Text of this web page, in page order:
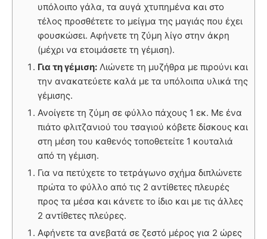
υπόλοιπο γάλα, τα αυγά χτυπημένα και στο
τέλος προσθέτετε το μείγμα της μαγιάς που έχει
φουσκώσει. Αφήνετε τη ζύμη λίγο στην άκρη
(μέχρι να ετοιμάσετε τη γέμιση).
Για τη γέμιση: Λιώνετε τη μυζήθρα με πιρούνι και
την ανακατεύετε καλά με τα υπόλοιπα υλικά της
γέμισης.
Ανοίγετε τη ζύμη σε φύλλο πάχους 1 εκ. Με ένα
πιάτο φλιτζανιού του τσαγιού κόβετε δίσκους και
στη μέση του καθενός τοποθετείτε 1 κουταλιά
από τη γέμιση.
Για να πετύχετε το τετράγωνο σχήμα διπλώνετε
πρώτα το φύλλο από τις 2 αντίθετες πλευρές
προς τα μέσα και κάνετε το ίδιο και με τις άλλες
2 αντίθετες πλεύρες.
Αφήνετε τα ανεβατά σε ζεστό μέρος για 2 ώρες